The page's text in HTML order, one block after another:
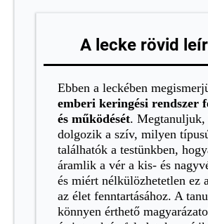
A lecke rövid
Ebben a leckében
emberi keringési rendszer
és működését. Megtanuljuk,
dolgozik a szív, milyen
találhatók a testünkben,
áramlik a vér a kis- és
és miért nélkülözhetetlen ez
az élet fenntartásához. A
könnyen érthető